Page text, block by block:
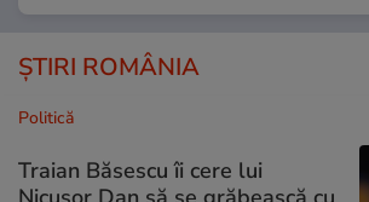
ȘTIRI ROMÂNIA
Politică
Traian Băsescu îi cere lui